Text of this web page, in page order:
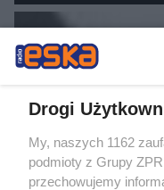
Drogi
My, naszych 1162
podmioty z Grupy
przechowujemy